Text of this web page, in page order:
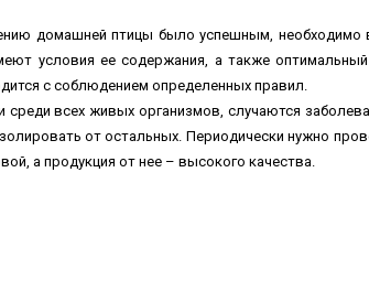
домашней птицы было успешным, необходимо
условия ее содержания, а также
с соблюдением определенных правил.
всех живых организмов, случаются
от остальных. Периодически нужно
а продукция от нее – высокого качества.